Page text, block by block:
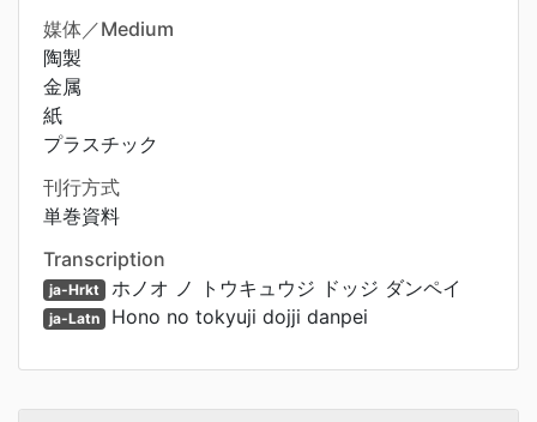
媒体／Medium
陶製
金属
紙
プラスチック
刊行方式
単巻資料
Transcription
ja-Hrkt ホノオ ノ トウキュウジ ドッジ ダンペイ
ja-Latn Hono no tokyuji dojji danpei